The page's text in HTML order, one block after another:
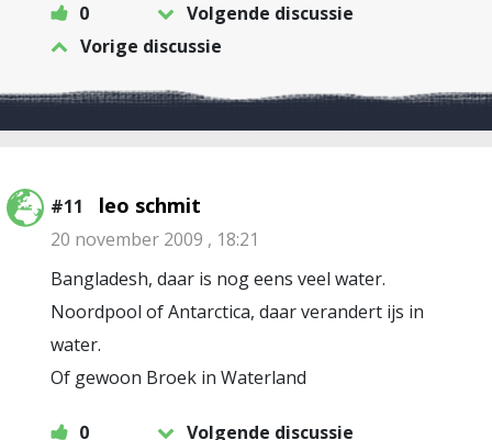
0
Volgende discussie
Vorige discussie
#11 leo schmit
20 november 2009 , 18:21
Bangladesh, daar is nog eens veel water.
Noordpool of Antarctica, daar verandert ijs in
water.
Of gewoon Broek in Waterland
0 Volgende discussie